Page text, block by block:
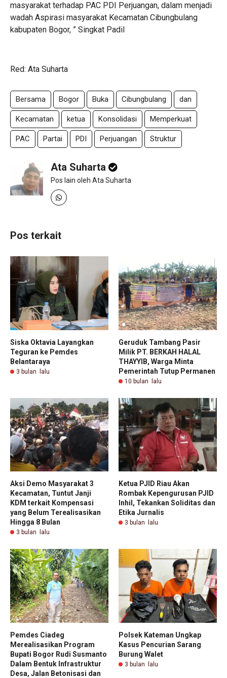
masyarakat terhadap PAC PDI Perjuangan, dalam menjadi
wadah Aspirasi masyarakat Kecamatan Cibungbulang
kabupaten Bogor, ” Singkat Padil
Red: Ata Suharta
Bersama Bogor Buka Cibungbulang dan
Kecamatan ketua Konsolidasi Memperkuat
PAC Partai PDI Perjuangan Struktur
Ata Suharta
Pos lain oleh Ata Suharta
Pos terkait
Siska Oktavia Layangkan
Teguran ke Pemdes
Belantaraya ‎
3 bulan lalu
Geruduk Tambang Pasir
Milik PT. BERKAH HALAL
THAYYIB, Warga Minta
Pemerintah Tutup Permanen
10 bulan lalu
Aksi Demo Masyarakat 3
Kecamatan, Tuntut Janji
KDM terkait Kompensasi
yang Belum Terealisasikan
Hingga 8 Bulan
3 bulan lalu
Ketua PJID Riau Akan
Rombak Kepengurusan PJID
Inhil, Tekankan Soliditas dan
Etika Jurnalis
3 bulan lalu
Pemdes Ciadeg
Merealisasikan Program
Bupati Bogor Rudi Susmanto
Dalam Bentuk Infrastruktur
Desa, Jalan Betonisasi dan
Polsek Kateman Ungkap
Kasus Pencurian Sarang
Burung Walet
3 bulan lalu